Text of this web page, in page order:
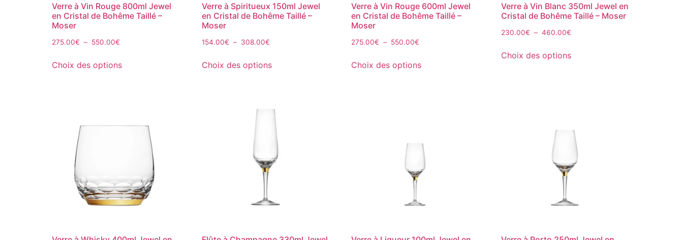
Verre à Vin Rouge 800ml Jewel
en Cristal de Bohême Taillé –
Moser
275.00€ – 550.00€
Choix des options
Verre à Spiritueux 150ml Jewel
en Cristal de Bohême Taillé –
Moser
154.00€ – 308.00€
Choix des options
Verre à Vin Rouge 600ml Jewel
en Cristal de Bohême Taillé –
Moser
275.00€ – 550.00€
Choix des options
Verre à Vin Blanc 350ml Jewel en
Cristal de Bohême Taillé – Moser
230.00€ – 460.00€
Choix des options